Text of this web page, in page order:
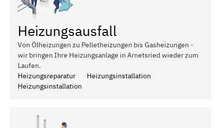
Heizungsausfall
Von Ölheizungen zu Pelletheizungen bis Gasheizungen -
wir bringen Ihre Heizungsanlage in Arnetsried wieder zum
Laufen.
Heizungsreparatur
Heizungsinstallation
Heizungsinstallation